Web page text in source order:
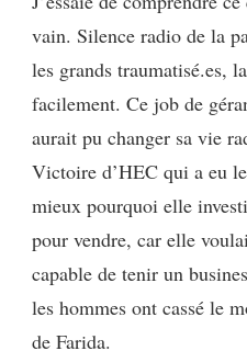
vain. Silence radio de la
les grands traumatisé.es,
facilement. Ce job de
aurait pu changer sa vie
Victoire d’HEC qui a eu
mieux pourquoi elle
pour vendre, car elle
capable de tenir un
les hommes ont cassé le
de Farida.